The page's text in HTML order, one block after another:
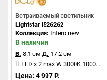
Встраиваемый светильник
Lightstar i526262
Коллекция: Intero new
В наличии
В: 8.1 см Д: 17.2 см
LED x 2 max W 3000K 1000Lm
Цена: 4 997 Р.